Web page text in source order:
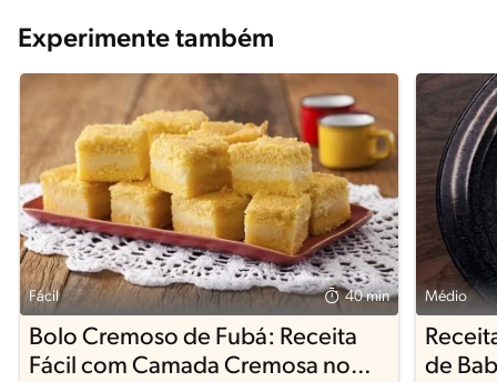
Experimente também
Fácil 40 min
Bolo Cremoso de Fubá: Receita
Fácil com Camada Cremosa no
Médio
de